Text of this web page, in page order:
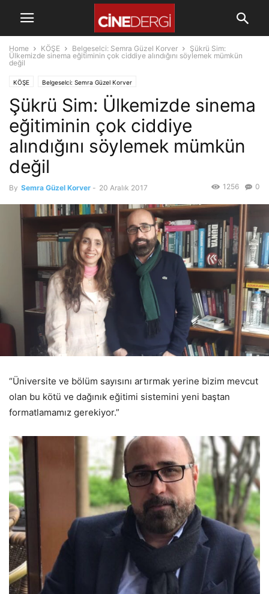
Home KÖŞE Belgeselci: Semra Güzel Korver
Şükrü Sim:
Ülkemizde sinema eğitiminin çok ciddiye alındığını söylemek mümkün
değil
KÖŞE Belgeselci: Semra Güzel Korver
Şükrü Sim: Ülkemizde sinema
eğitiminin çok ciddiye
alındığını söylemek mümkün
değil
By Semra Güzel Korver - 20 Aralık 2017 0
1256
“Üniversite ve bölüm sayısını artırmak yerine bizim mevcut
olan bu kötü ve dağınık eğitimi sistemini yeni baştan
formatlamamız gerekiyor.”